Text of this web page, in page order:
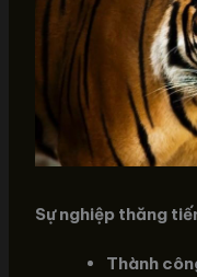
Sự nghiệp thăng
Thành